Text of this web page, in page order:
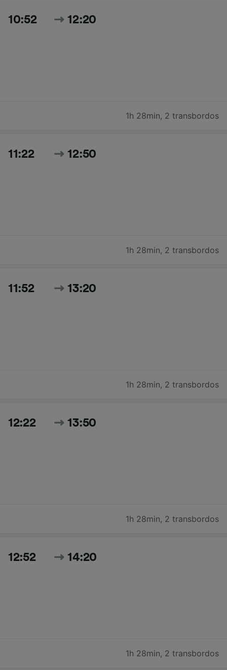
10:52 12:20
1h 28min, 2 transbordos
11:22 12:50
1h 28min, 2 transbordos
11:52 13:20
1h 28min, 2 transbordos
12:22 13:50
1h 28min, 2 transbordos
12:52 14:20
1h 28min, 2 transbordos